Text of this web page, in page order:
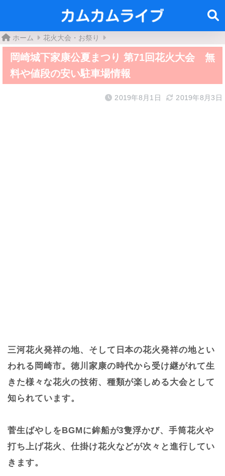
ホーム 花火大会・お祭り
岡崎城下家康公夏まつり 第71回花火大会 無
料や値段の安い駐車場情報
2019年8月1日 2019年8月3日
三河花火発祥の地、そして日本の花火発祥の地とい
われる岡崎市。徳川家康の時代から受け継がれて生
きた様々な花火の技術、種類が楽しめる大会として
知られています。
菅生ばやしをBGMに鉾船が3隻浮かび、手筒花火や
打ち上げ花火、仕掛け花火などが次々と進行してい
きます。